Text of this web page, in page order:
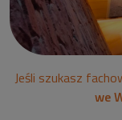
Jeśli szukasz
we